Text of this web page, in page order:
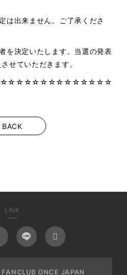
は出来ません。ご了承くださ
を決定いたします。当選の発表
せていただきます。
BACK
LINK
ONCE JAPAN